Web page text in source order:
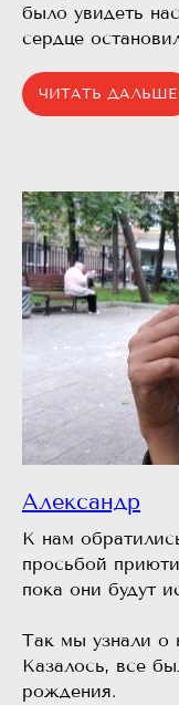
было увидеть
сердце
ЧИТАТЬ ДАЛЬШЕ
Александр
К нам
просьбой
пока они будут
Так мы узнали о
Казалось, все
рождения.